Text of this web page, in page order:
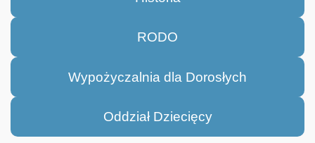
RODO
Wypożyczalnia dla Dorosłych
Oddział Dziecięcy